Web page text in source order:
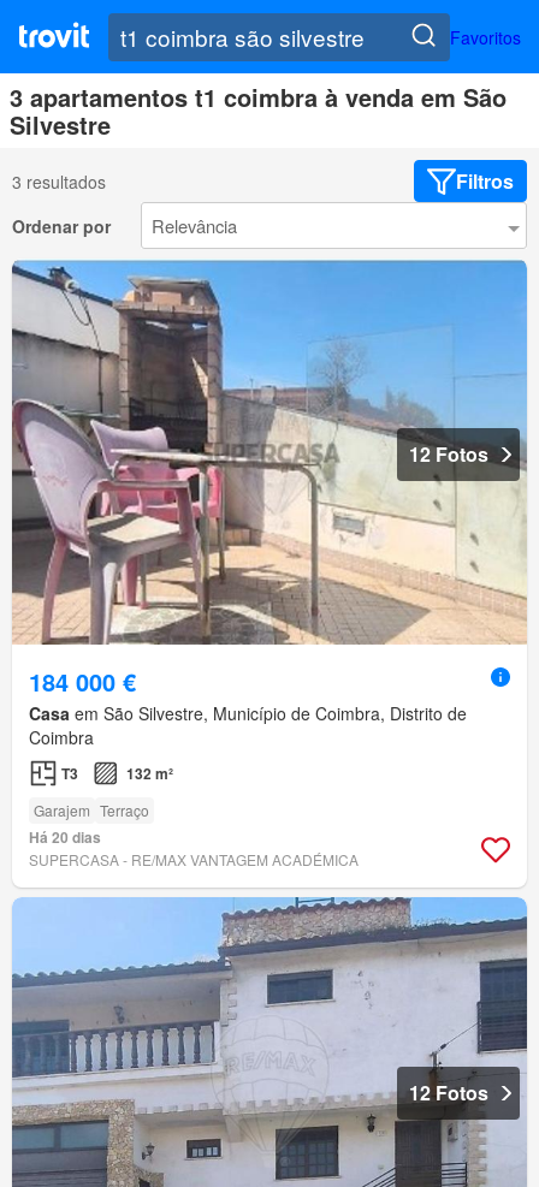
Favoritos
3 apartamentos t1 coimbra à venda em São
Silvestre
3 resultados Filtros
Ordenar por
12 Fotos
184 000 €
Casa em São Silvestre, Município de Coimbra, Distrito de
Coimbra
T3 132 m²
Garajem Terraço
Há 20 dias
SUPERCASA - RE/MAX VANTAGEM ACADÉMICA
12 Fotos